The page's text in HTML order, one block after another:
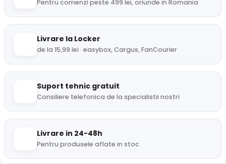
Pentru comenzi peste 499 lei, oriunde in Romania
Livrare la Locker
de la 15,99 lei · easybox, Cargus, FanCourier
Suport tehnic gratuit
Consiliere telefonica de la specialistii nostri
Livrare in 24-48h
Pentru produsele aflate in stoc